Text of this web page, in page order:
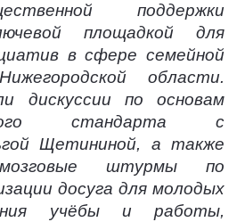
поддержки
площадкой для
в сфере семейной
области.
дискуссии по основам
стандарта с
Щетининой, а также
мозговые штурмы по
досуга для молодых
учёбы и работы,